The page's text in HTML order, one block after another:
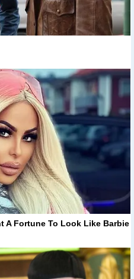
A Fortune To Look Like Barbie